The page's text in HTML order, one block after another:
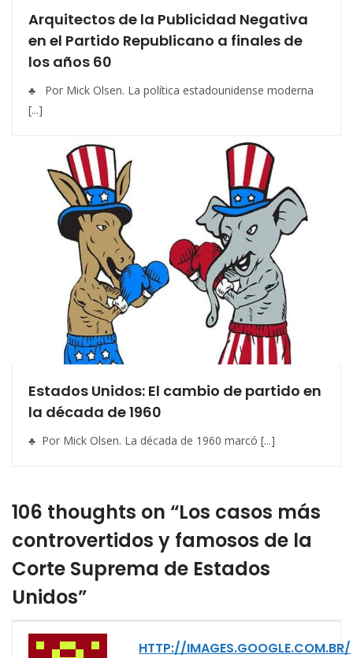
Arquitectos de la Publicidad Negativa
en el Partido Republicano a finales de
los años 60
♣ Por Mick Olsen. La política estadounidense moderna
[...]
Estados Unidos: El cambio de partido en
la década de 1960
♣ Por Mick Olsen. La década de 1960 marcó [...]
106 thoughts on “Los casos más
controvertidos y famosos de la
Corte Suprema de Estados
Unidos”
HTTP://IMAGES.GOOGLE.COM.BR/